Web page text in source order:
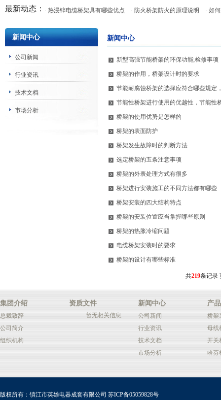
最新动态： · 热浸锌电缆桥架具有哪些优点 · 防火桥架防火的原理说明 · 如
新闻中心
公司新闻
行业资讯
技术文档
市场分析
新闻中心
新型高强节能桥架的环保功能,检修事项
桥架的作用，桥架设计时的要求
节能耐腐蚀桥架的选择应符合哪些规定
节能性桥架进行使用的优越性，节能性
桥架的使用优势是怎样的
桥架的表面防护
桥架发生故障时的判断方法
选定桥架的五条注意事项
桥架的外表处理方式有很多
桥架进行安装施工的不同方法都有哪些
桥架安装的四大结构特点
桥架的安装位置应当掌握哪些原则
桥架的热胀冷缩问题
电缆桥架安装时的要求
桥架的设计有哪些标准
共219条记录
集团介绍
总裁致辞
公司简介
组织机构
资质文件
暂无相关信息
新闻中心
公司新闻
行业资讯
技术文档
市场分析
产
桥架
母线
开关
哈芬
版权所有：镇江市英雄电器成套有限公司 苏ICP备05059828号